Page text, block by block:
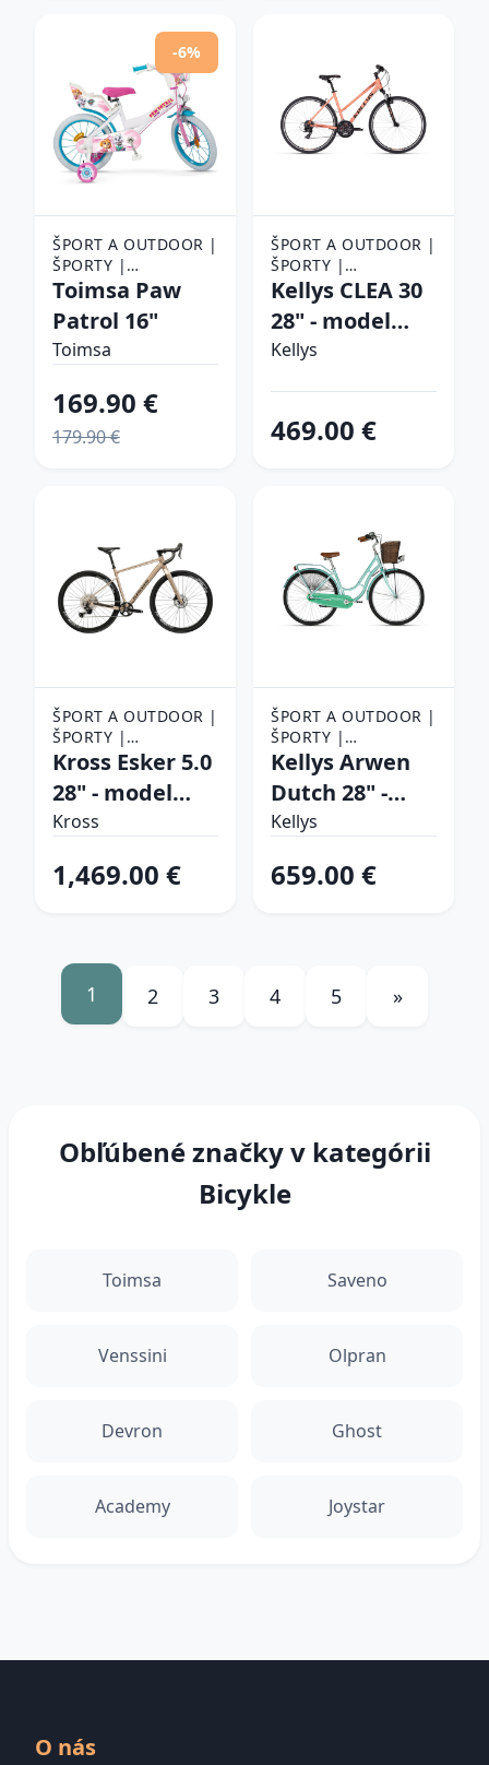
-6%
ŠPORT A OUTDOOR |
ŠPORTY |
CYKLISTIKA |
Toimsa Paw
Patrol 16"
Toimsa
169.90 €
179.90 €
ŠPORT A OUTDOOR |
ŠPORTY |
CYKLISTIKA |
BICYKLE
Kellys CLEA 30
28" - model
2026 desert
Kellys
469.00 €
ŠPORT A OUTDOOR |
ŠPORTY |
CYKLISTIKA |
Kross Esker 5.0
28" - model
2026 hnedá/
(21", 181-187
Kross
1,469.00 €
ŠPORT A OUTDOOR |
ŠPORTY |
CYKLISTIKA |
BICYKLE
Kellys Arwen
Dutch 28" -
model 2024
(160-185 cm)
Kellys
659.00 €
1 2 3 4 5 »
Obľúbené značky v kategórii
Bicykle
Toimsa Saveno
Venssini Olpran
Devron Ghost
Academy Joystar
O nás